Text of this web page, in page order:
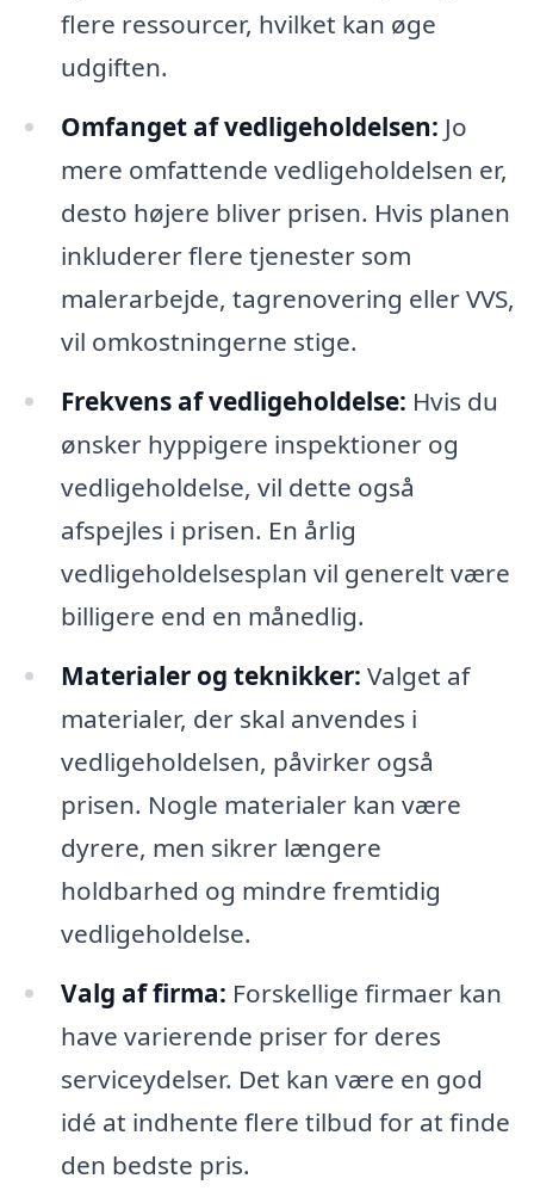
flere ressourcer, hvilket kan øge
udgiften.
Omfanget af vedligeholdelsen: Jo
mere omfattende vedligeholdelsen er,
desto højere bliver prisen. Hvis planen
inkluderer flere tjenester som
malerarbejde, tagrenovering eller VVS,
vil omkostningerne stige.
Frekvens af vedligeholdelse: Hvis du
ønsker hyppigere inspektioner og
vedligeholdelse, vil dette også
afspejles i prisen. En årlig
vedligeholdelsesplan vil generelt være
billigere end en månedlig.
Materialer og teknikker: Valget af
materialer, der skal anvendes i
vedligeholdelsen, påvirker også
prisen. Nogle materialer kan være
dyrere, men sikrer længere
holdbarhed og mindre fremtidig
vedligeholdelse.
Valg af firma: Forskellige firmaer kan
have varierende priser for deres
serviceydelser. Det kan være en god
idé at indhente flere tilbud for at finde
den bedste pris.